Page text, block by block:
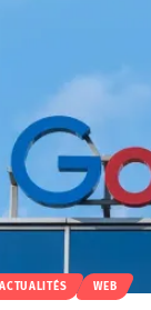
ACTUALITÉS WEB